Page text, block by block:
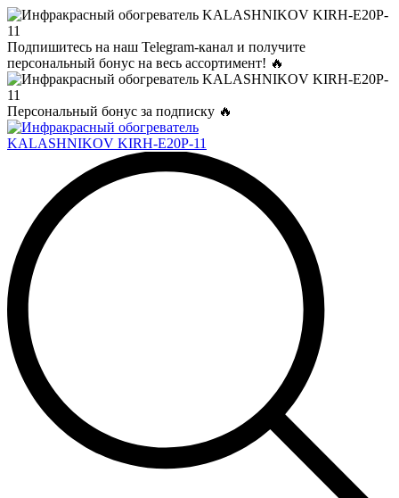
Подпишитесь на наш Telegram-канал и получите
персональный бонус на весь ассортимент! 🔥
Персональный бонус за подписку 🔥